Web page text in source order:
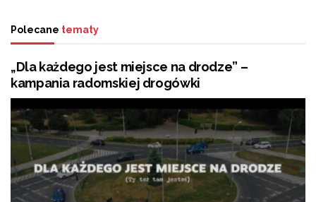
Polecane tematy
„Dla każdego jest miejsce na drodze” –
kampania radomskiej drogówki